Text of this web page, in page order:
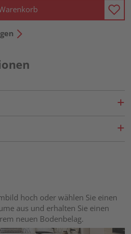
hoch oder wählen Sie einen
aus und erhalten Sie einen
neuen Bodenbelag.